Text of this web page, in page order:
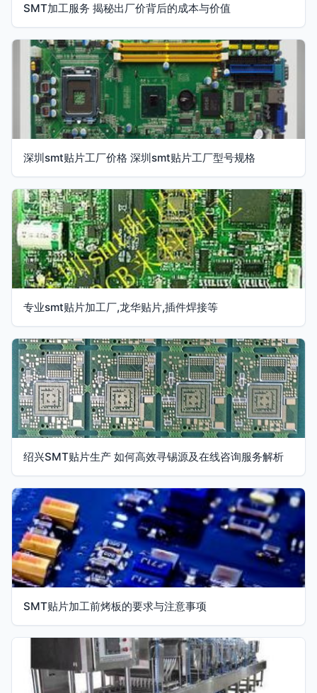
SMT加工服务 揭秘出厂价背后的成本与价值
深圳smt贴片工厂价格 深圳smt贴片工厂型号规格
专业smt贴片加工厂,龙华贴片,插件焊接等
绍兴SMT贴片生产 如何高效寻锡源及在线咨询服务解析
SMT贴片加工前烤板的要求与注意事项